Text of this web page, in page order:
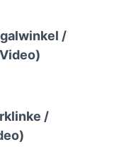
/
/